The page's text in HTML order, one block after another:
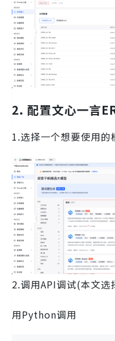
2. 配置文心一言
1.选择一个想要使用的
2.调用API调试(本文
用Python调用